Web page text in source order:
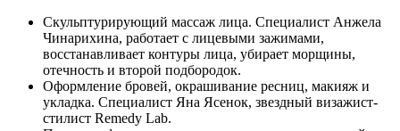
Скульптурирующий массаж лица. Специалист Анжела
Чинарихина, работает с лицевыми зажимами,
восстанавливает контуры лица, убирает морщины,
отечность и второй подбородок.
Оформление бровей, окрашивание ресниц, макияж и
укладка. Специалист Яна Ясенок, звездный визажист-
стилист Remedy Lab.